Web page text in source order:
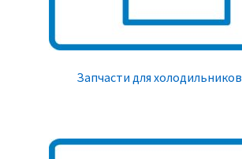
Запчасти для холодильников